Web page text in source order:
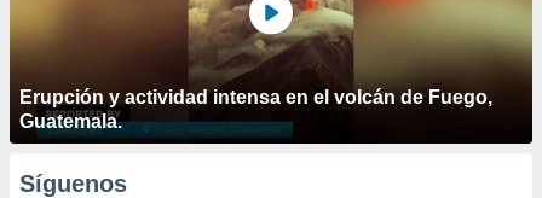
Erupción y actividad intensa en el volcán de Fuego,
Guatemala.
Síguenos